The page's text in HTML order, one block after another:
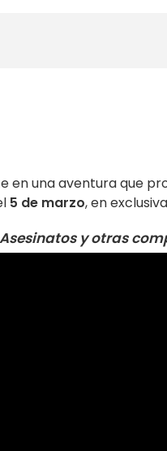
una aventura que
5 de marzo, en
Asesinatos y otras